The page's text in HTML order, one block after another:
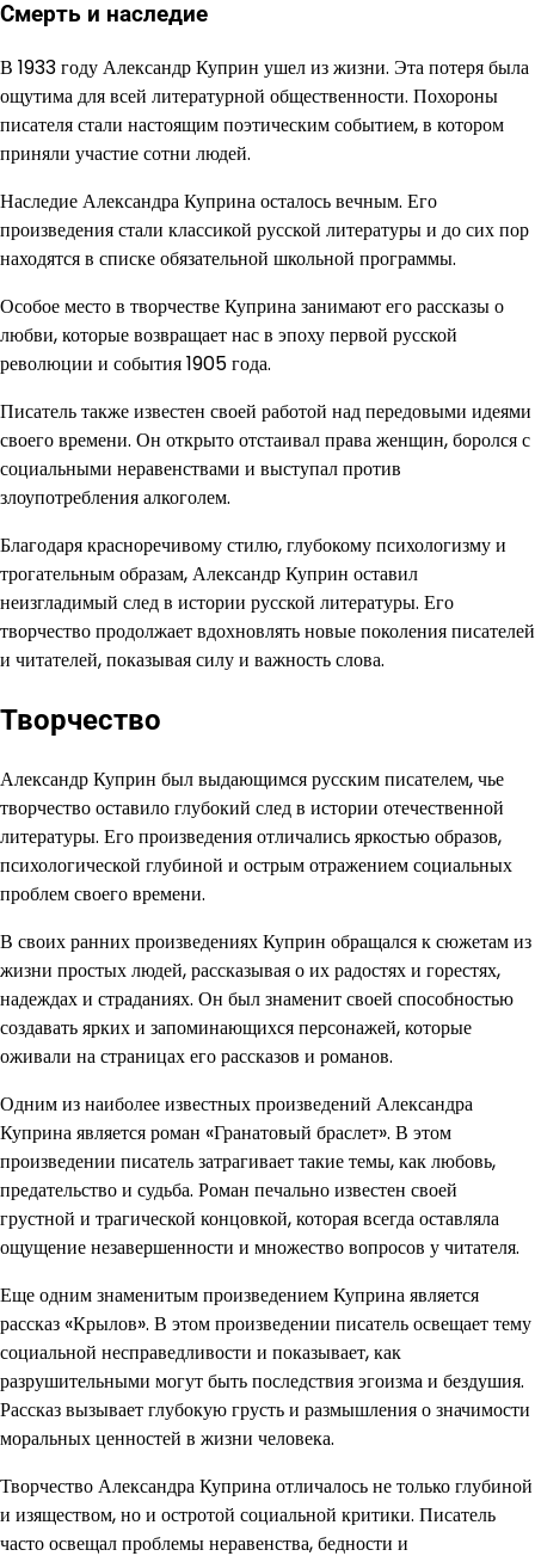
Смерть и наследие
В 1933 году Александр Куприн ушел из жизни. Эта потеря была
ощутима для всей литературной общественности. Похороны
писателя стали настоящим поэтическим событием, в котором
приняли участие сотни людей.
Наследие Александра Куприна осталось вечным. Его
произведения стали классикой русской литературы и до сих пор
находятся в списке обязательной школьной программы.
Особое место в творчестве Куприна занимают его рассказы о
любви, которые возвращает нас в эпоху первой русской
революции и события 1905 года.
Писатель также известен своей работой над передовыми идеями
своего времени. Он открыто отстаивал права женщин, боролся с
социальными неравенствами и выступал против
злоупотребления алкоголем.
Благодаря красноречивому стилю, глубокому психологизму и
трогательным образам, Александр Куприн оставил
неизгладимый след в истории русской литературы. Его
творчество продолжает вдохновлять новые поколения писателей
и читателей, показывая силу и важность слова.
Творчество
Александр Куприн был выдающимся русским писателем, чье
творчество оставило глубокий след в истории отечественной
литературы. Его произведения отличались яркостью образов,
психологической глубиной и острым отражением социальных
проблем своего времени.
В своих ранних произведениях Куприн обращался к сюжетам из
жизни простых людей, рассказывая о их радостях и горестях,
надеждах и страданиях. Он был знаменит своей способностью
создавать ярких и запоминающихся персонажей, которые
оживали на страницах его рассказов и романов.
Одним из наиболее известных произведений Александра
Куприна является роман «Гранатовый браслет». В этом
произведении писатель затрагивает такие темы, как любовь,
предательство и судьба. Роман печально известен своей
грустной и трагической концовкой, которая всегда оставляла
ощущение незавершенности и множество вопросов у читателя.
Еще одним знаменитым произведением Куприна является
рассказ «Крылов». В этом произведении писатель освещает тему
социальной несправедливости и показывает, как
разрушительными могут быть последствия эгоизма и бездушия.
Рассказ вызывает глубокую грусть и размышления о значимости
моральных ценностей в жизни человека.
Творчество Александра Куприна отличалось не только глубиной
и изяществом, но и остротой социальной критики. Писатель
часто освещал проблемы неравенства, бедности и